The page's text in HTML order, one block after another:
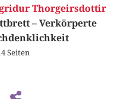
Thorgeirsdottir
– Verkörperte
Seiten